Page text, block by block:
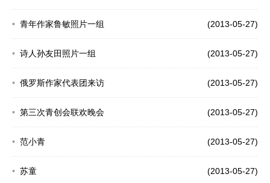
(2013-05-27)
青年作家鲁敏照片一组
(2013-05-27)
诗人孙友田照片一组
(2013-05-27)
俄罗斯作家代表团来访
(2013-05-27)
第三次青创会联欢晚会
(2013-05-27)
范小青
(2013-05-27)
苏童